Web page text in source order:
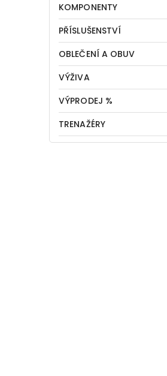
KOMPONENTY
PŘÍSLUŠENSTVÍ
OBLEČENÍ A OBUV
VÝŽIVA
VÝPRODEJ %
TRENAŽÉRY